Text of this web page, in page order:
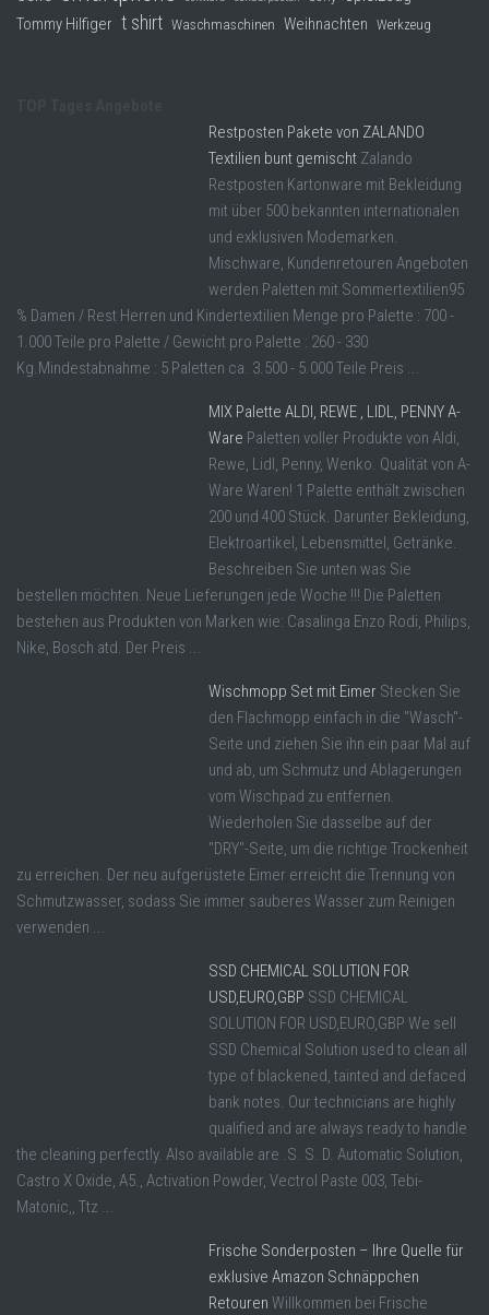
Tommy Hilfiger t shirt Waschmaschinen Weihnachten Werkzeug
Restposten Pakete von ZALANDO
Textilien bunt gemischt Zalando
Restposten Kartonware mit Bekleidung
mit über 500 bekannten internationalen
und exklusiven Modemarken.
Mischware, Kundenretouren Angeboten
werden Paletten mit Sommertextilien95
% Damen / Rest Herren und Kindertextilien Menge pro Palette : 700 -
1.000 Teile pro Palette / Gewicht pro Palette : 260 - 330
Kg.Mindestabnahme : 5 Paletten ca. 3.500 - 5.000 Teile Preis ...
MIX Palette ALDI, REWE , LIDL, PENNY A-
Ware Paletten voller Produkte von Aldi,
Rewe, Lidl, Penny, Wenko. Qualität von A-
Ware Waren! 1 Palette enthält zwischen
200 und 400 Stück. Darunter Bekleidung,
Elektroartikel, Lebensmittel, Getränke.
Beschreiben Sie unten was Sie
bestellen möchten. Neue Lieferungen jede Woche !!! Die Paletten
bestehen aus Produkten von Marken wie: Casalinga Enzo Rodi, Philips,
Nike, Bosch atd. Der Preis ...
Wischmopp Set mit Eimer Stecken Sie
den Flachmopp einfach in die "Wasch"-
Seite und ziehen Sie ihn ein paar Mal auf
und ab, um Schmutz und Ablagerungen
vom Wischpad zu entfernen.
Wiederholen Sie dasselbe auf der
"DRY"-Seite, um die richtige Trockenheit
zu erreichen. Der neu aufgerüstete Eimer erreicht die Trennung von
Schmutzwasser, sodass Sie immer sauberes Wasser zum Reinigen
verwenden ...
SSD CHEMICAL SOLUTION FOR
USD,EURO,GBP SSD CHEMICAL
SOLUTION FOR USD,EURO,GBP We sell
SSD Chemical Solution used to clean all
type of blackened, tainted and defaced
bank notes. Our technicians are highly
qualified and are always ready to handle
the cleaning perfectly. Also available are .S. S. D. Automatic Solution,
Castro X Oxide, A5., Activation Powder, Vectrol Paste 003, Tebi-
Matonic,, Ttz ...
Frische Sonderposten – Ihre Quelle für
exklusive Amazon Schnäppchen
Retouren Willkommen bei Frische